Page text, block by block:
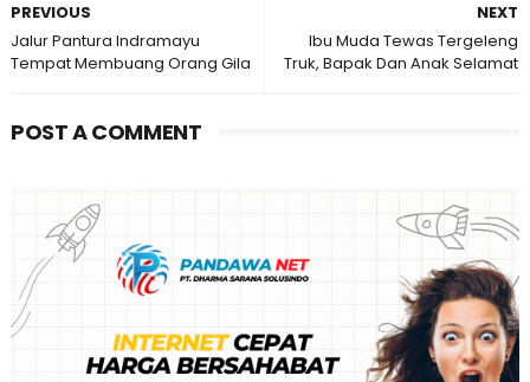
NEXT
Ibu Muda Tewas Tergeleng
Truk, Bapak Dan Anak Selamat
PREVIOUS
Jalur Pantura Indramayu
Tempat Membuang Orang Gila
POST A COMMENT